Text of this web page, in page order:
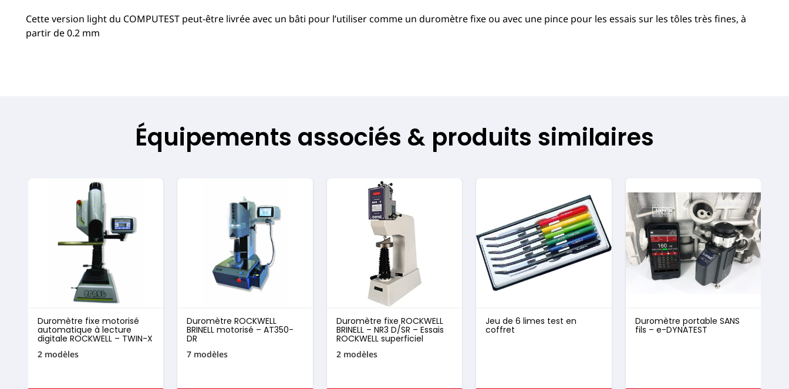
Cette version light du COMPUTEST peut-être livrée avec un bâti pour l’utiliser comme un duromètre fixe ou avec une pince pour les essais sur les tôles très fines, à
partir de 0.2 mm
Équipements associés & produits similaires
Duromètre fixe motorisé
automatique à lecture
digitale ROCKWELL – TWIN-X
2 modèles
Duromètre ROCKWELL
BRINELL motorisé – AT350-
DR
7 modèles
Duromètre fixe ROCKWELL
BRINELL – NR3 D/SR – Essais
ROCKWELL superficiel
2 modèles
Jeu de 6 limes test en
coffret
Duromètre portable SANS
fils – e-DYNATEST